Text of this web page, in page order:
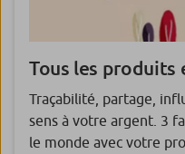
Tous les produits
Traçabilité, partage,
sens à votre argent. 3
le monde avec votre